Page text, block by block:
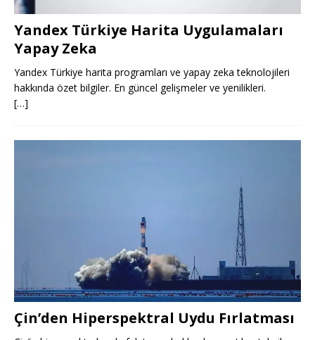
Yandex Türkiye Harita Uygulamaları
Yapay Zeka
Yandex Türkiye harita programları ve yapay zeka teknolojileri
hakkında özet bilgiler. En güncel gelişmeler ve yenilikleri.
[…]
Çin’den Hiperspektral Uydu Fırlatması